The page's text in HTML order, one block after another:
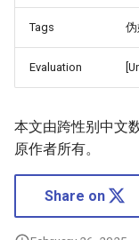
Tags
Evaluation
本文由跨性别中文
原作者所有。
Share on